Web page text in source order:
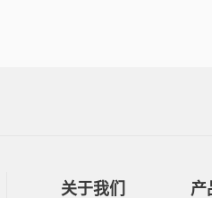
关于我们 产